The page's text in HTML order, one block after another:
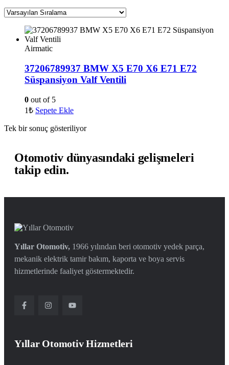
Airmatic
37206789937 BMW X5 E70 X6 E71 E72
Süspansiyon Valf Ventili
0 out of 5
1₺ Sepete Ekle
Tek bir sonuç gösteriliyor
Otomotiv dünyasındaki gelişmeleri
takip edin.
Yıllar Otomotiv, 1966 yılından beri otomotiv yedek parça,
mekanik elektrik tamir bakım, kaporta ve boya servis
hizmetlerinde faaliyet göstermektedir.
Yıllar Otomotiv Hizmetleri